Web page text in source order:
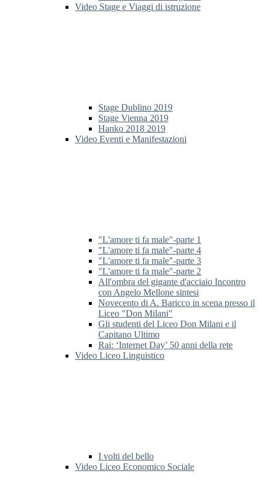
Video Stage e Viaggi di istruzione
Stage Dublino 2019
Stage Vienna 2019
Hanko 2018 2019
Video Eventi e Manifestazioni
"L'amore ti fa male"-parte 1
"L'amore ti fa male"-parte 4
"L'amore ti fa male"-parte 3
"L'amore ti fa male"-parte 2
All'ombra del gigante d'acciaio Incontro
con Angelo Mellone sintesi
Novecento di A. Baricco in scena presso il
Liceo "Don Milani"
Gli studenti del Liceo Don Milani e il
Capitano Ultimo
Rai: ‘Internet Day’ 50 anni della rete
Video Liceo Linguistico
I volti del bello
Video Liceo Economico Sociale